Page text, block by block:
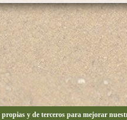
y de terceros para mejorar